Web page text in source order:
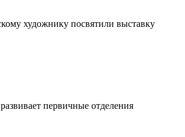
художнику посвятили выставку
первичные отделения